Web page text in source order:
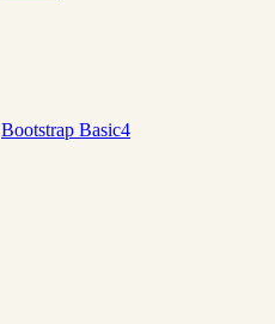
Bootstrap Basic4